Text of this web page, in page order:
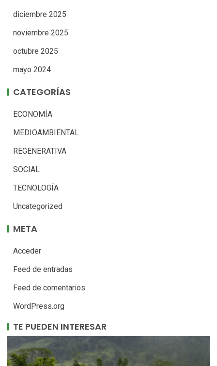
diciembre 2025
noviembre 2025
octubre 2025
mayo 2024
CATEGORÍAS
ECONOMÍA
MEDIOAMBIENTAL
REGENERATIVA
SOCIAL
TECNOLOGÍA
Uncategorized
META
Acceder
Feed de entradas
Feed de comentarios
WordPress.org
TE PUEDEN INTERESAR